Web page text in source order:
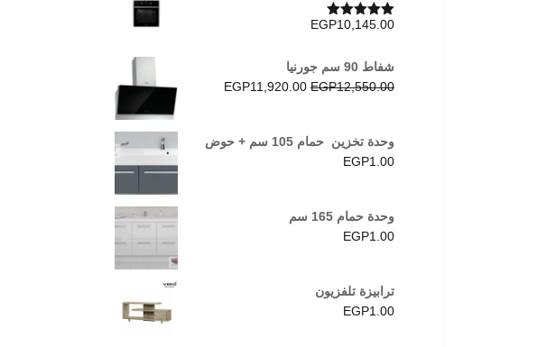
تم التقييم EGP10,145.00
شفاط 90 سم جورنيا
EGP12,550.00
السعر
EGP12,550.00.
EGP11,920.00
EGP11,920.00.
وحدة تخزين حمام 105 سم + حوض
EGP1.00
وحدة حمام 165 سم
EGP1.00
ترابيزة تلفزيون
EGP1.00